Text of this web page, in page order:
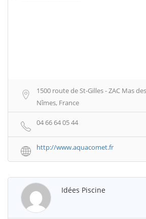
1500 route de St-Gilles - ZAC Mas
Nîmes, France
04 66 64 05 44
http://www.aquacomet.fr
Idées Piscine